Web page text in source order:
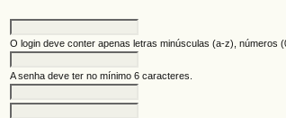
O login deve conter apenas letras minúsculas (a-z), números
A senha deve ter no mínimo 6 caracteres.